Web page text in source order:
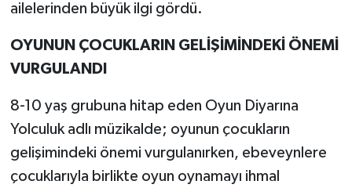
ailelerinden büyük ilgi gördü.
OYUNUN ÇOCUKLARIN GELİŞİMİNDEKİ ÖNEMİ
VURGULANDI
8-10 yaş grubuna hitap eden Oyun Diyarına
Yolculuk adlı müzikalde; oyunun çocukların
gelişimindeki önemi vurgulanırken, ebeveynlere
çocuklarıyla birlikte oyun oynamayı ihmal